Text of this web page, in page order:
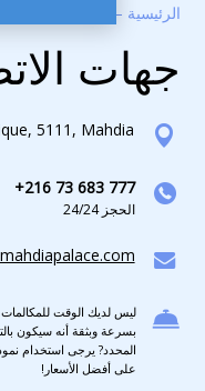
الرئيسية –
جهات
5111, Mahdia
+216 73 683 777
الحجز 24/24
ليس لديك الوقت
بسرعة وبثقة أنه سيكون
المحدد? يرجى استخدام
على أفضل الأسعار!